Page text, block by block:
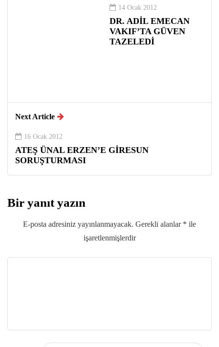
14 Ocak 2012
DR. ADİL EMECAN
VAKIF’TA GÜVEN
TAZELEDİ
Next Article
16 Ocak 2012
ATEŞ ÜNAL ERZEN’E GİRESUN
SORUŞTURMASI
Bir yanıt yazın
E-posta adresiniz yayınlanmayacak. Gerekli alanlar * ile
işaretlenmişlerdir